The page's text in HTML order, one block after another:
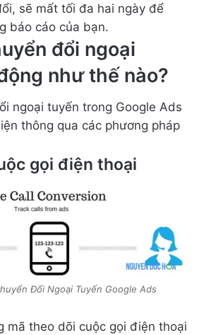
sẽ mất tối đa hai ngày để
báo cáo của bạn.
đổi ngoại
như thế nào?
ngoại tuyến trong Google Ads
thông qua các phương pháp
gọi điện thoại
Đổi Ngoại Tuyến Google Ads
mã theo dõi cuộc gọi điện thoại